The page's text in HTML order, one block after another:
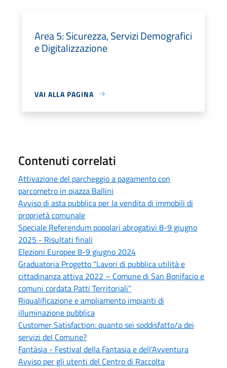
Area 5: Sicurezza, Servizi Demografici
e Digitalizzazione
VAI ALLA PAGINA
Contenuti correlati
Attivazione del parcheggio a pagamento con
parcometro in piazza Ballini
Avviso di asta pubblica per la vendita di immobili di
proprietà comunale
Speciale Referendum popolari abrogativi 8-9 giugno
2025 - Risultati finali
Elezioni Europee 8-9 giugno 2024
Graduatoria Progetto “Lavori di pubblica utilità e
cittadinanza attiva 2022 – Comune di San Bonifacio e
comuni cordata Patti Territoriali”
Riqualificazione e ampliamento impianti di
illuminazione pubblica
Customer Satisfaction: quanto sei soddisfatto/a dei
servizi del Comune?
Fantàsia - Festival della Fantasia e dell'Avventura
Avviso per gli utenti del Centro di Raccolta